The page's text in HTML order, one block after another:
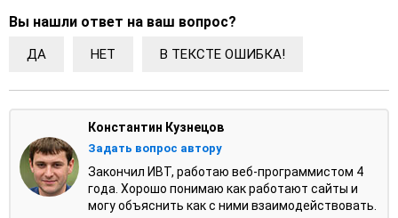
Вы нашли ответ на ваш вопрос?
ДА НЕТ В ТЕКСТЕ ОШИБКА!
Константин Кузнецов
Задать вопрос автору
Закончил ИВТ, работаю веб-программистом 4
года. Хорошо понимаю как работают сайты и
могу объяснить как с ними взаимодействовать.